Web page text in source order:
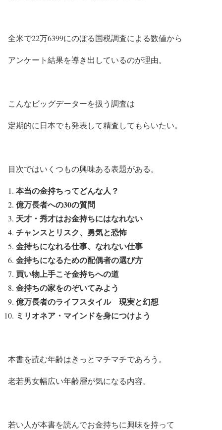
全米で22万6399にのぼる国税調査による数値から
アンケート結果を導き出しているのが理由。
こんなビッグデーターを扱う調査は
定期的に日本でも発表して精査してもらいたい。
目次ではいくつもの興味ある表題がある。
本当の金持ちってどんな人？
億万長者への30の質問
天才・秀才はお金持ちにはなれない
チャンスとリスク、勇気と恐怖
金持ちになれる仕事、なれない仕事
金持ちになるための配偶者の選び方
買い物上手こそ金持ちへの道
金持ちの家をのぞいてみよう
億万長者のライフスタイル 現実と幻想
ミリオネア・マインドを身につけよう
本書を読む年齢はきっとマチマチであろう。
老若男女幅広い年齢層が気になる内容。
若い人が本書を読んでお金持ちに興味を持って